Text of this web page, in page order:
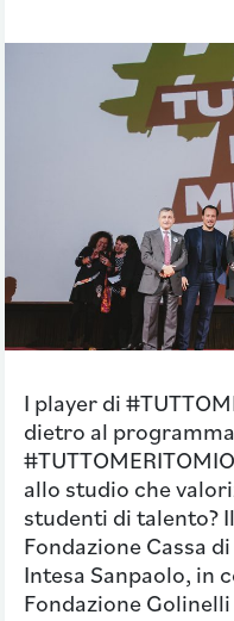
I player di
dietro al
allo studio che
studenti di talento?
Fondazione Cassa
Intesa Sanpaolo, in
Fondazione